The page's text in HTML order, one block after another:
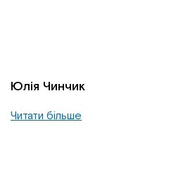
Юлія Чинчик
Читати більше